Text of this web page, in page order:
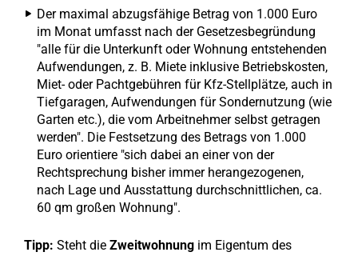
Der maximal abzugsfähige Betrag von 1.000 Euro
im Monat umfasst nach der Gesetzesbegründung
"alle für die Unterkunft oder Wohnung entstehenden
Aufwendungen, z. B. Miete inklusive Betriebskosten,
Miet- oder Pachtgebühren für Kfz-Stellplätze, auch in
Tiefgaragen, Aufwendungen für Sondernutzung (wie
Garten etc.), die vom Arbeitnehmer selbst getragen
werden". Die Festsetzung des Betrags von 1.000
Euro orientiere "sich dabei an einer von der
Rechtsprechung bisher immer herangezogenen,
nach Lage und Ausstattung durchschnittlichen, ca.
60 qm großen Wohnung".
Tipp: Steht die Zweitwohnung im Eigentum des